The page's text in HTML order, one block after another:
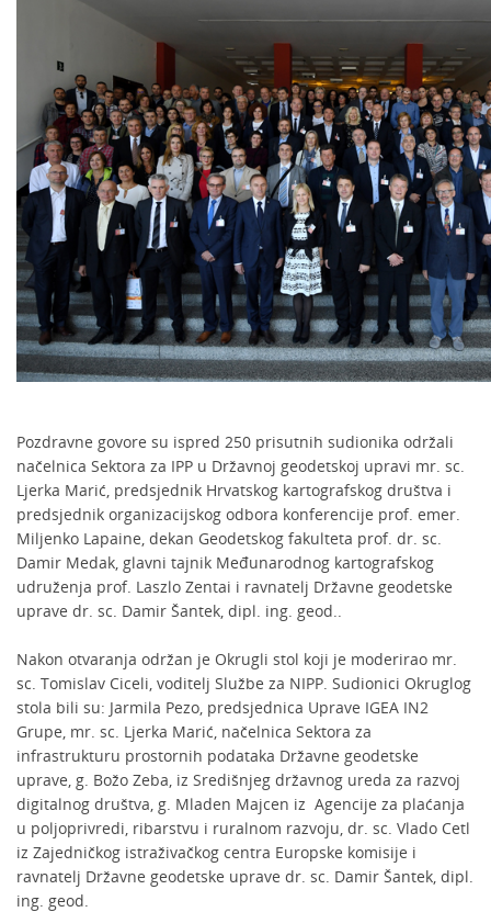
Pozdravne govore su ispred 250 prisutnih sudionika održali
načelnica Sektora za IPP u Državnoj geodetskoj upravi mr. sc.
Ljerka Marić, predsjednik Hrvatskog kartografskog društva i
predsjednik organizacijskog odbora konferencije prof. emer.
Miljenko Lapaine, dekan Geodetskog fakulteta prof. dr. sc.
Damir Medak, glavni tajnik Međunarodnog kartografskog
udruženja prof. Laszlo Zentai i ravnatelj Državne geodetske
uprave dr. sc. Damir Šantek, dipl. ing. geod..
Nakon otvaranja održan je Okrugli stol koji je moderirao mr.
sc. Tomislav Ciceli, voditelj Službe za NIPP. Sudionici Okruglog
stola bili su: Jarmila Pezo, predsjednica Uprave IGEA IN2
Grupe, mr. sc. Ljerka Marić, načelnica Sektora za
infrastrukturu prostornih podataka Državne geodetske
uprave, g. Božo Zeba, iz Središnjeg državnog ureda za razvoj
digitalnog društva, g. Mladen Majcen iz Agencije za plaćanja
u poljoprivredi, ribarstvu i ruralnom razvoju, dr. sc. Vlado Cetl
iz Zajedničkog istraživačkog centra Europske komisije i
ravnatelj Državne geodetske uprave dr. sc. Damir Šantek, dipl.
ing. geod.